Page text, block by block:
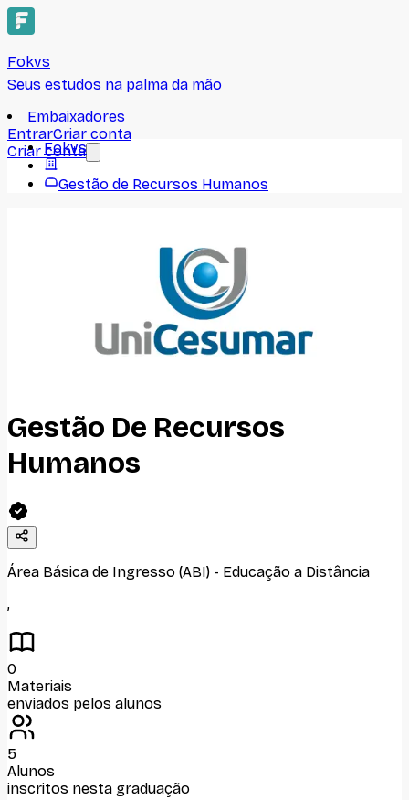
Fokvs
Seus estudos na palma da mão
Embaixadores
EntrarCriar conta
Criar conta
Fokvs
Gestão de Recursos Humanos
Gestão De Recursos
Humanos
Área Básica de Ingresso (ABI) - Educação a Distância
,
0
Materiais
enviados pelos alunos
5
Alunos
inscritos nesta graduação